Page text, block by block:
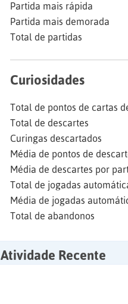
Partida mais rápida
Partida mais demorada
Total de partidas
Curiosidades
Total de pontos de cartas
Total de descartes
Curingas descartados
Média de pontos de
Média de descartes por
Total de jogadas
Média de jogadas
Total de abandonos
Atividade Recente